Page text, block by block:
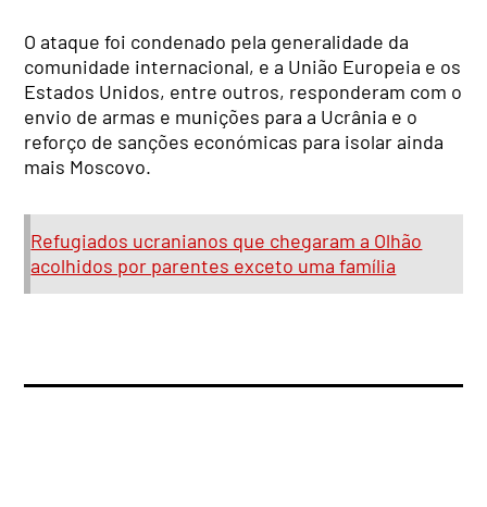
O ataque foi condenado pela generalidade da
comunidade internacional, e a União Europeia e os
Estados Unidos, entre outros, responderam com o
envio de armas e munições para a Ucrânia e o
reforço de sanções económicas para isolar ainda
mais Moscovo.
Refugiados ucranianos que chegaram a Olhão
acolhidos por parentes exceto uma família